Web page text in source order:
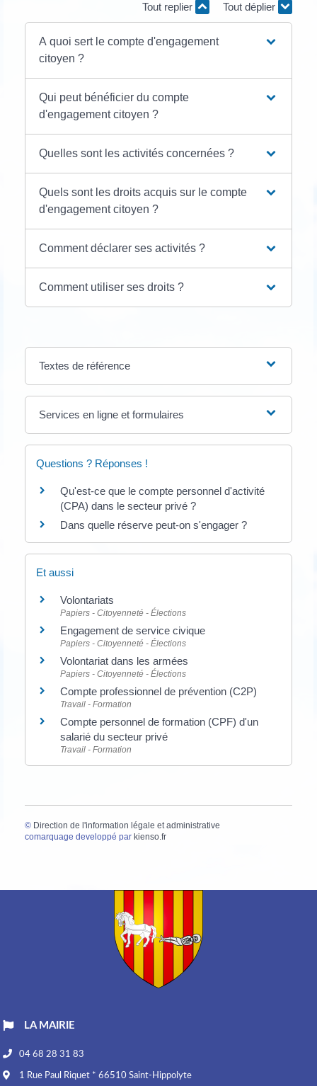
Tout replier Tout déplier
A quoi sert le compte d'engagement
citoyen ?
Qui peut bénéficier du compte
d'engagement citoyen ?
Quelles sont les activités concernées ?
Quels sont les droits acquis sur le compte
d'engagement citoyen ?
Comment déclarer ses activités ?
Comment utiliser ses droits ?
Textes de référence
Services en ligne et formulaires
Questions ? Réponses !
Qu'est-ce que le compte personnel d'activité
(CPA) dans le secteur privé ?
Dans quelle réserve peut-on s'engager ?
Et aussi
Volontariats
Papiers - Citoyenneté - Élections
Engagement de service civique
Papiers - Citoyenneté - Élections
Volontariat dans les armées
Papiers - Citoyenneté - Élections
Compte professionnel de prévention (C2P)
Travail - Formation
Compte personnel de formation (CPF) d'un
salarié du secteur privé
Travail - Formation
© Direction de l'information légale et administrative
comarquage developpé par kienso.fr
LA MAIRIE
04 68 28 31 83
1 Rue Paul Riquet * 66510 Saint-Hippolyte